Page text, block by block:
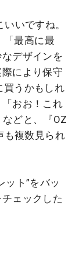
いですね。
「最高に最
デザインを
により保守
買うかもしれ
おお！これ
どと、『OZ
も複数見られ
ット”をバッ
ェックした